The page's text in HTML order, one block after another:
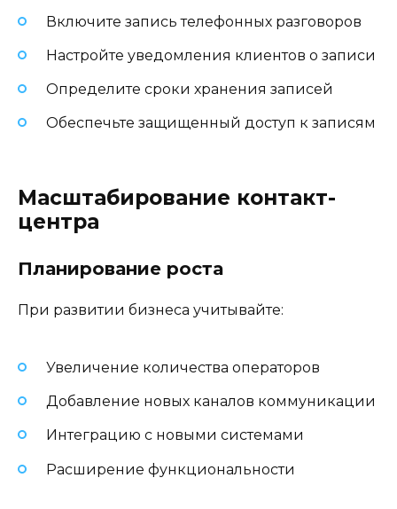
Включите запись телефонных разговоров
Настройте уведомления клиентов о записи
Определите сроки хранения записей
Обеспечьте защищенный доступ к записям
Масштабирование контакт-
центра
Планирование роста
При развитии бизнеса учитывайте:
Увеличение количества операторов
Добавление новых каналов коммуникации
Интеграцию с новыми системами
Расширение функциональности